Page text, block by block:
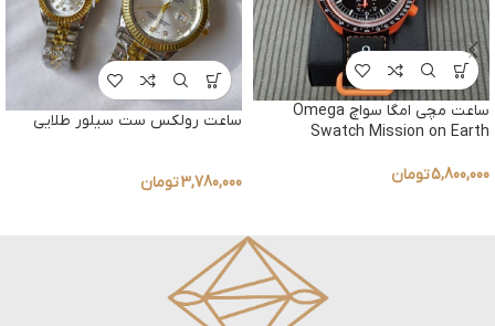
ساعت مچی امگا سواچ Omega
Swatch Mission on Earth
5,800,000تومان
ساعت رولکس ست سیلور طلایی
3,780,000تومان